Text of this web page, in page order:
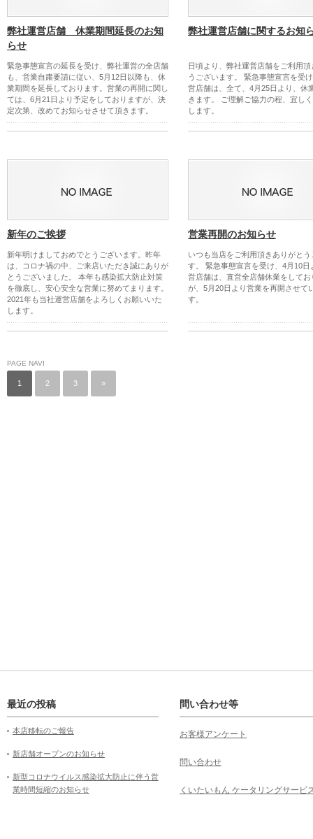
弊社運営店舗 休業期間延長のお知
らせ
緊急事態宣言の延長を受け、弊社運営の全店舗
も、営業自粛要請に従い、5月12日以降も、休
業期間を延長しております。営業の再開に関し
ては、6月21日より予定をしておりますが、決
定次第、改めてお知らせさせて頂きます。
弊社運営店舗に関するお知
日頃より、弊社運営店舗をご利用
うございます。 緊急事態宣言を受
営店舗は、全て、4月25日より、休
きます。 ご理解ご協力の程、宜し
します。
新年のご挨拶
新年明けましておめでとうございます。昨年
は、コロナ禍の中、ご来店いただき誠にありが
とうございました。 本年も感染拡大防止対策
を徹底し、安心安全な営業に努めてまります。
2021年も当社運営店舗をよろしくお願いいた
します。
営業再開のお知らせ
いつも当店をご利用頂きありがとう
す。 緊急事態宣言を受け、4月10日
営店舗は、直営全店舗休業をしてお
が、5月20日より営業を再開させて
す。
PAGE NAVI
1 2 3 »
最近の投稿
本店移転のご報告
新店舗オープンのお知らせ
新型コロナウイルス感染拡大防止に伴う営
業時間短縮のお知らせ
問い合わせ等
お客様アンケート
問い合わせ
くいたいもん ケータリングサービ